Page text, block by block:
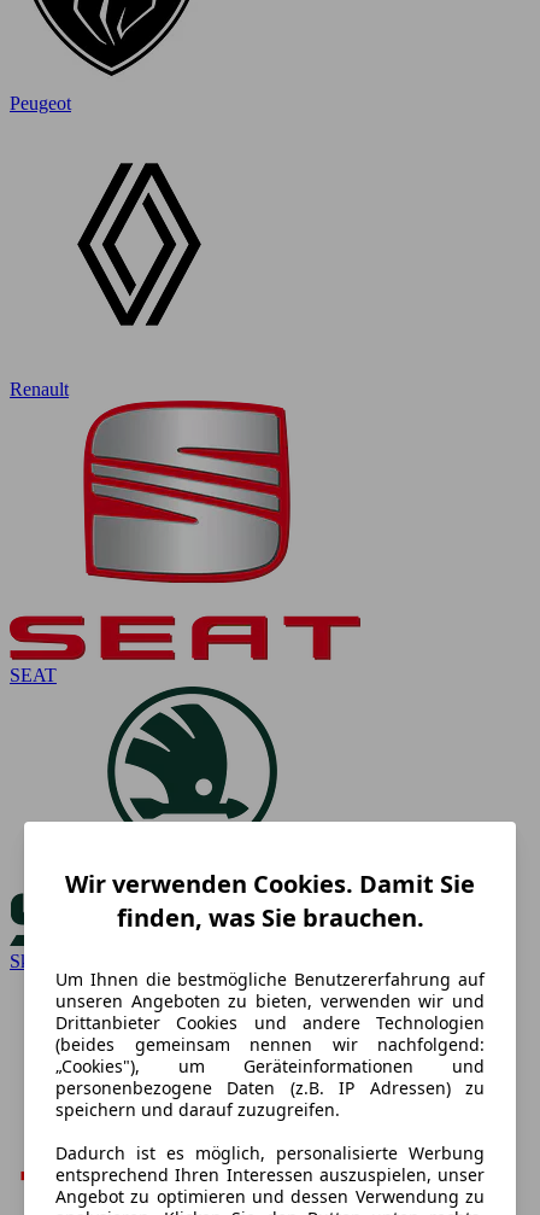
Peugeot
Renault
SEAT
Skoda
Wir verwenden Cookies. Damit Sie
finden, was Sie brauchen.
Um Ihnen die bestmögliche Benutzererfahrung auf
unseren Angeboten zu bieten, verwenden wir und
Drittanbieter Cookies und andere Technologien
(beides gemeinsam nennen wir nachfolgend:
„Cookies"), um Geräteinformationen und
personenbezogene Daten (z.B. IP Adressen) zu
speichern und darauf zuzugreifen.
Dadurch ist es möglich, personalisierte Werbung
entsprechend Ihren Interessen auszuspielen, unser
Angebot zu optimieren und dessen Verwendung zu